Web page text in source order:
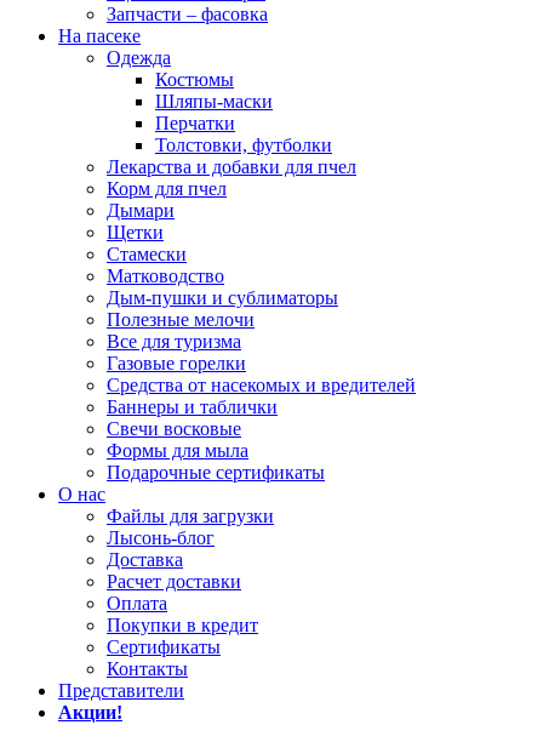
Запчасти – фасовка
На пасеке
Одежда
Костюмы
Шляпы-маски
Перчатки
Толстовки, футболки
Лекарства и добавки для пчел
Корм для пчел
Дымари
Щетки
Стамески
Матководство
Дым-пушки и сублиматоры
Полезные мелочи
Все для туризма
Газовые горелки
Средства от насекомых и вредителей
Баннеры и таблички
Свечи восковые
Формы для мыла
Подарочные сертификаты
О нас
Файлы для загрузки
Лысонь-блог
Доставка
Расчет доставки
Оплата
Покупки в кредит
Сертификаты
Контакты
Представители
Акции!